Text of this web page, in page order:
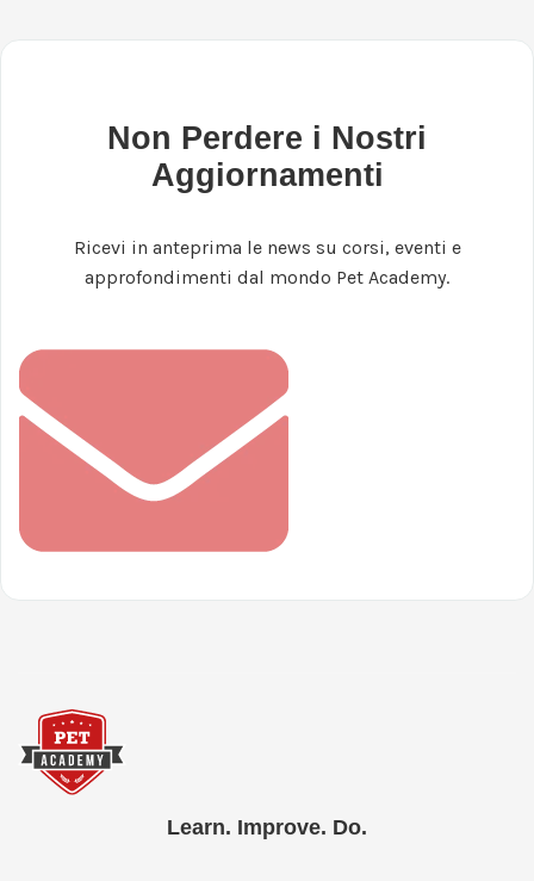
Non Perdere i Nostri
Aggiornamenti
Ricevi in anteprima le news su corsi, eventi e
approfondimenti dal mondo Pet Academy.
Learn. Improve. Do.